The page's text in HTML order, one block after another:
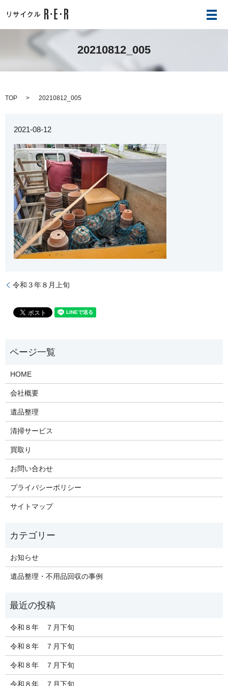
メ
20210812_005
TOP 20210812_005
2021-08-12
令和３年８月上旬
HOME
会社概要
遺品整理
清掃サービス
買取り
お問い合わせ
プライバシーポリシー
サイトマップ
お知らせ
遺品整理・不用品回収の事例
令和８年 ７月下旬
令和８年 ７月下旬
令和８年 ７月下旬
令和８年 ７月下旬